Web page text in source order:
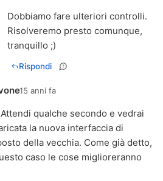
Dobbiamo fare ulteriori controlli.
Risolveremo presto comunque,
tranquillo ;)
Rispondi
15 anni fa
qualche secondo e vedrai
la nuova interfaccia di
della vecchia. Come già detto,
caso le cose miglioreranno